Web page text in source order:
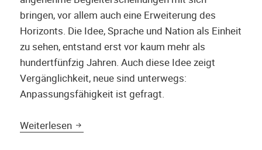
bringen, vor allem auch eine Erweiterung des
Horizonts. Die Idee, Sprache und Nation als Einheit
zu sehen, entstand erst vor kaum mehr als
hundertfünfzig Jahren. Auch diese Idee zeigt
Vergänglichkeit, neue sind unterwegs:
Anpassungsfähigkeit ist gefragt.
Weiterlesen Treffen – Kreuschlach – Perau – Platz: